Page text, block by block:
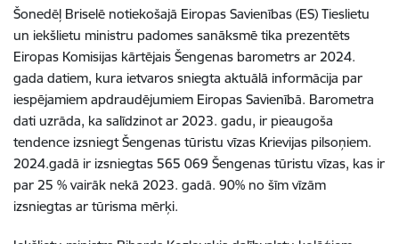
Šonedēļ Briselē notiekošajā Eiropas Savienības (ES) Tieslietu
un iekšlietu ministru padomes sanāksmē tika prezentēts
Eiropas Komisijas kārtējais Šengenas barometrs ar 2024.
gada datiem, kura ietvaros sniegta aktuālā informācija par
iespējamiem apdraudējumiem Eiropas Savienībā. Barometra
dati uzrāda, ka salīdzinot ar 2023. gadu, ir pieaugoša
tendence izsniegt Šengenas tūristu vīzas Krievijas pilsoņiem.
2024.gadā ir izsniegtas 565 069 Šengenas tūristu vīzas, kas ir
par 25 % vairāk nekā 2023. gadā. 90% no šīm vīzām
izsniegtas ar tūrisma mērķi.